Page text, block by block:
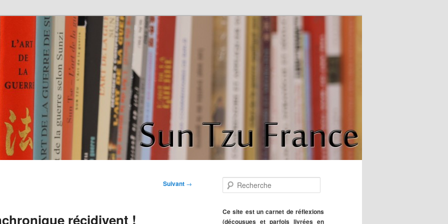
la guerre" de Sun Tzu
Suivant →
récidivent !
e
h
e
Ce site est un carnet de réflexions
(décousues et parfois livrées en